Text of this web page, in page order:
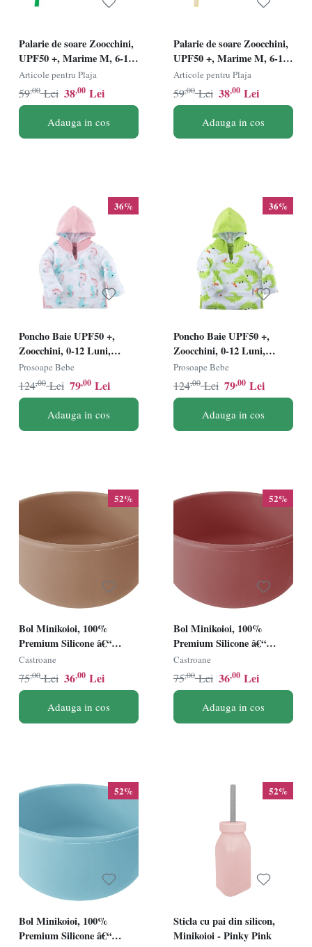
Palarie de soare Zoocchini,
UPF50 +, Marime M, 6-12
Luni - Dino
Articole pentru Plaja
38,00 Lei
59,00 Lei
Adauga in cos
Palarie de soare Zoocchini,
UPF50 +, Marime M, 6-12
Luni - Ananas
Articole pentru Plaja
38,00 Lei
59,00 Lei
Adauga in cos
36%
Poncho Baie UPF50 +,
Zoocchini, 0-12 Luni,
Seahorse
Prosoape Bebe
79,00 Lei
124,00 Lei
Adauga in cos
36%
Poncho Baie UPF50 +,
Zoocchini, 0-12 Luni,
Alligator
Prosoape Bebe
79,00 Lei
124,00 Lei
Adauga in cos
52%
Bol Minikoioi, 100%
Premium Silicone â€“
Woody Brown
Castroane
36,00 Lei
75,00 Lei
Adauga in cos
52%
Bol Minikoioi, 100%
Premium Silicone â€“
Velvet Rose
Castroane
36,00 Lei
75,00 Lei
Adauga in cos
52%
Bol Minikoioi, 100%
Premium Silicone â€“
52%
Sticla cu pai din silicon,
Minikoioi - Pinky Pink